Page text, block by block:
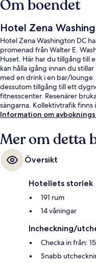
Om boendet
Hotel Zena
Hotel Zena Washington DC
promenad från Walter E.
Huset. Här har du tillgång till
kan hålla igång innan du
med en drink i en bar/
dessutom tillgång till ett
fitnesscenter. Resenärer
sängarna. Kollektivtrafik finns
det 5 minuter att gå och till
Information om
Mer om detta
Översikt
Hotellets storlek
191 rum
14 våningar
Incheckning/
Checka in från:
Snabb